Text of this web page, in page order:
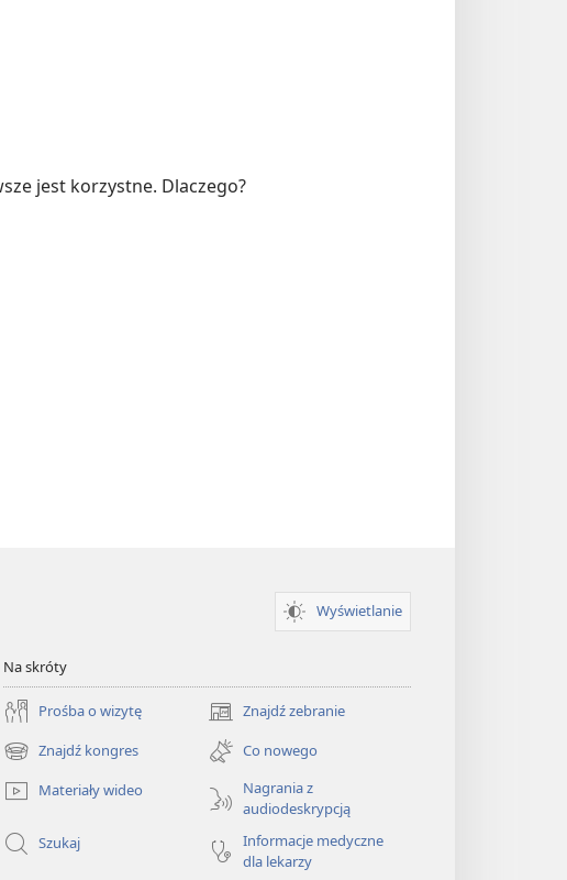
jest korzystne. Dlaczego?
Wyświetlanie
Na skróty
Prośba o wizytę Znajdź zebranie
(opens
new
window)
Znajdź kongres
(opens
new
window)
Co nowego
Materiały wideo
Nagrania z
audiodeskrypcją
Szukaj
Informacje medyczne
dla lekarzy